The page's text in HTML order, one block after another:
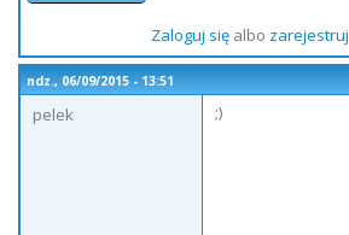
Zaloguj sięalbo zarejestruj
ndz., 06/09/2015 - 13:51
pelek
;)